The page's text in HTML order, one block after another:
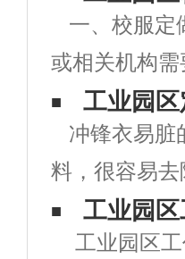
一、校服定
或相关机构
明确校服的
求。设计打
打样，提供
工业园
冲锋衣易脏
料，很容易
洗涤，应该
洗。冲锋衣
工业园
工业园区